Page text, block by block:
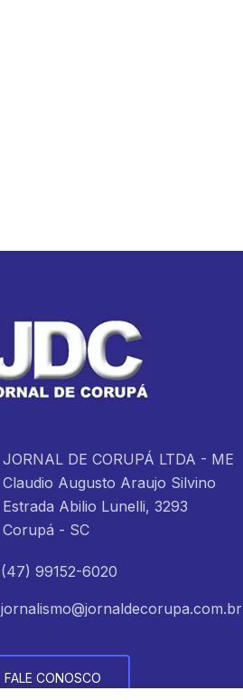
JORNAL DE CORUPÁ LTDA - ME
Claudio Augusto Araujo Silvino
Estrada Abilio Lunelli, 3293
Corupá - SC
(47) 99152-6020
jornalismo@jornaldecorupa.com.br
FALE CONOSCO